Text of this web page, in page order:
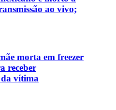
ao vivo;
morta em freezer
receber
vítima